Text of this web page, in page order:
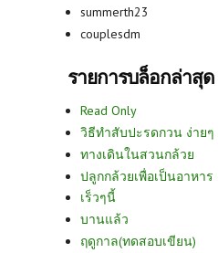
summerth23
couplesdm
รายการบล็อกล่าสุด
Read Only
วิธีทำสับปะรดกวน ง่ายๆ
ทางเดินในสวนกล้วย
ปลูกกล้วยเพื่อเป็นอาหาร
เร็วๆนี้
บานแล้ว
ฤดูกาล(ทดสอบเขียน)